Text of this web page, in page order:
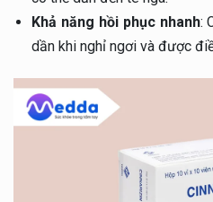
Khả năng hồi phục nhanh:
dần khi nghỉ ngơi và được